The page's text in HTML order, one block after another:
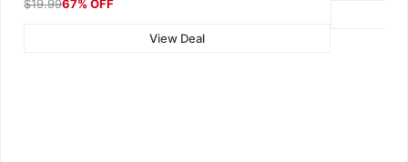
$19.9967% OFF
View Deal